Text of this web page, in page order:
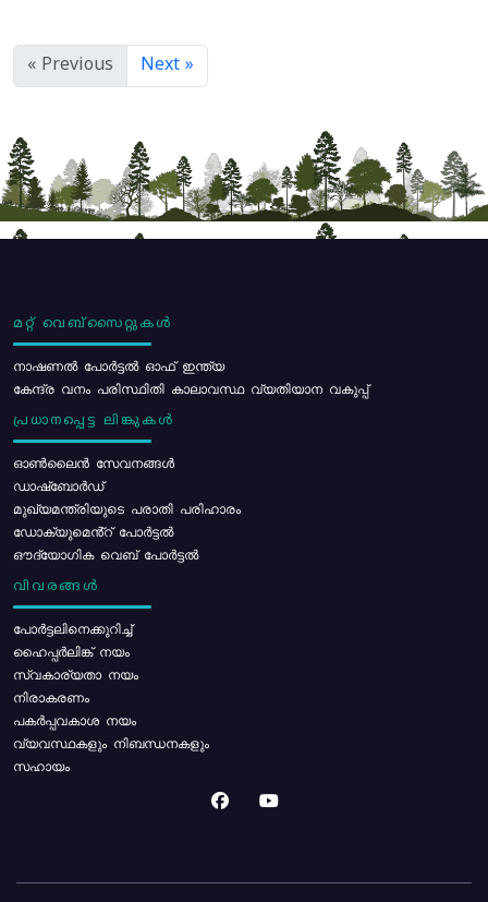
« Previous Next »
മറ്റ് വെബ്സൈറ്റുകൾ
നാഷണൽ പോർട്ടൽ ഓഫ് ഇന്ത്യ
കേന്ദ്ര വനം പരിസ്ഥിതി കാലാവസ്ഥ വ്യതിയാന വകുപ്പ്
പ്രധാനപ്പെട്ട ലിങ്കുകൾ
ഓൺലൈൻ സേവനങ്ങൾ
ഡാഷ്ബോർഡ്
മുഖ്യമന്ത്രിയുടെ പരാതി പരിഹാരം
ഡോക്യുമെൻ്റ് പോർട്ടൽ
ഔദ്യോഗിക വെബ് പോർട്ടൽ
വിവരങ്ങൾ
പോര്‍ട്ടലിനെക്കുറിച്ച്
ഹൈപ്പർലിങ്ക് നയം
സ്വകാര്യതാ നയം
നിരാകരണം
പകർപ്പവകാശ നയം
വ്യവസ്ഥകളും നിബന്ധനകളും
സഹായം